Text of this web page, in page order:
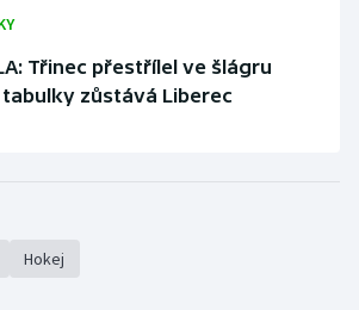
Třinec přestřílel ve šlágru
zůstává Liberec
Hokej